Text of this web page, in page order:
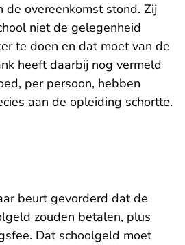
overeenkomst stond. Zij
niet de gelegenheid
te doen en dat moet van de
heeft daarbij nog vermeld
per persoon, hebben
aan de opleiding schortte.
beurt gevorderd dat de
zouden betalen, plus
Dat schoolgeld moet